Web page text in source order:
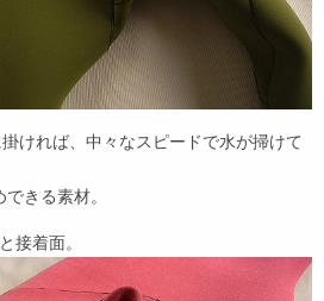
ければ、中々なスピードで水が掃けて
きる素材。
接着面。